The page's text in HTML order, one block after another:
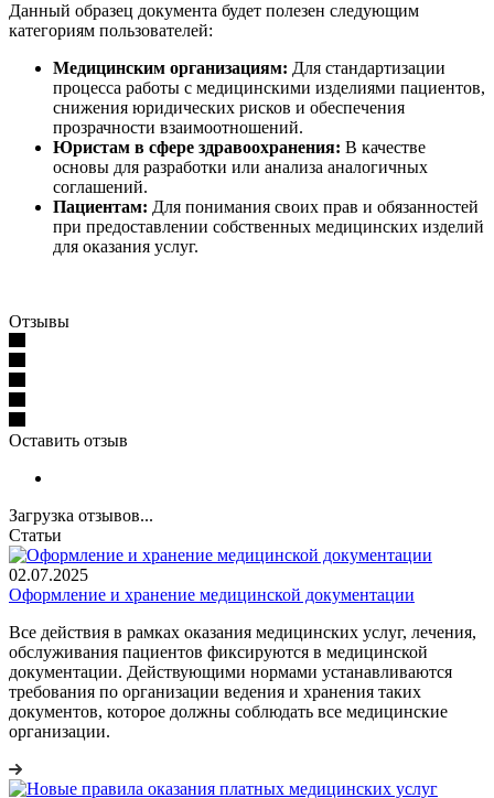
Данный образец документа будет полезен следующим
категориям пользователей:
Медицинским организациям: Для стандартизации
процесса работы с медицинскими изделиями пациентов,
снижения юридических рисков и обеспечения
прозрачности взаимоотношений.
Юристам в сфере здравоохранения: В качестве
основы для разработки или анализа аналогичных
соглашений.
Пациентам: Для понимания своих прав и обязанностей
при предоставлении собственных медицинских изделий
для оказания услуг.
Отзывы
Оставить отзыв
Загрузка отзывов...
Статьи
02.07.2025
Оформление и хранение медицинской документации
Все действия в рамках оказания медицинских услуг, лечения,
обслуживания пациентов фиксируются в медицинской
документации. Действующими нормами устанавливаются
требования по организации ведения и хранения таких
документов, которое должны соблюдать все медицинские
организации.